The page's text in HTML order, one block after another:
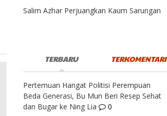
Salim Azhar Perjuangkan Kaum Sarungan
TERBARU TERKOMENTARI
Pertemuan Hangat Politisi Perempuan
Beda Generasi, Bu Mun Beri Resep Sehat
dan Bugar ke Ning Lia
0